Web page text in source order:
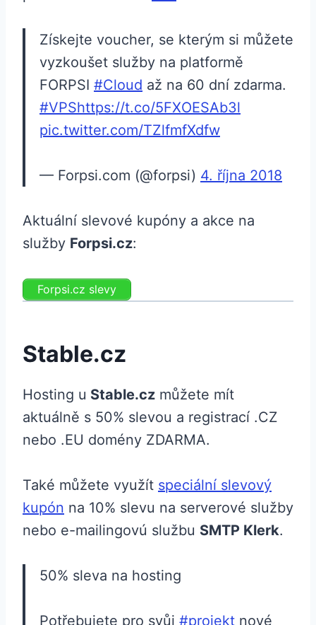
Získejte voucher, se kterým si můžete
vyzkoušet služby na platformě
FORPSI #Cloud až na 60 dní zdarma.
#VPShttps://t.co/5FXOESAb3l
pic.twitter.com/TZlfmfXdfw
— Forpsi.com (@forpsi) 4. října 2018
Aktuální slevové kupóny a akce na
služby Forpsi.cz:
Forpsi.cz slevy
Stable.cz
Hosting u Stable.cz můžete mít
aktuálně s 50% slevou a registrací .CZ
nebo .EU domény ZDARMA.
Také můžete využít speciální slevový
kupón na 10% slevu na serverové služby
nebo e-mailingovú službu SMTP Klerk.
50% sleva na hosting
Potřebujete pro svůj #projekt nové